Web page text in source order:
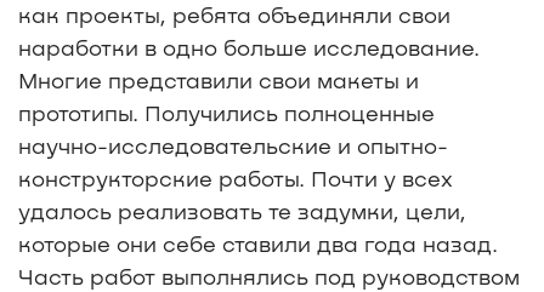
как проекты, ребята объединяли свои
наработки в одно больше исследование.
Многие представили свои макеты и
прототипы. Получились полноценные
научно-исследовательские и опытно-
конструкторские работы. Почти у всех
удалось реализовать те задумки, цели,
которые они себе ставили два года назад.
Часть работ выполнялись под руководством